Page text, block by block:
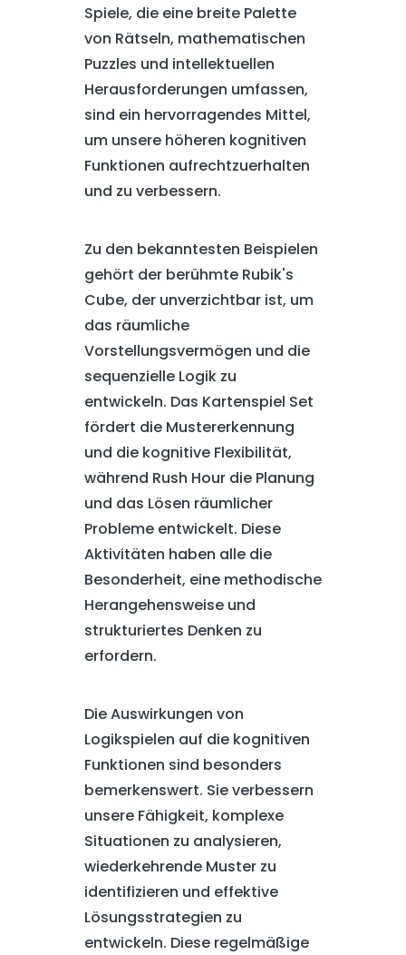
Spiele, die eine breite Palette
von Rätseln, mathematischen
Puzzles und intellektuellen
Herausforderungen umfassen,
sind ein hervorragendes Mittel,
um unsere höheren kognitiven
Funktionen aufrechtzuerhalten
und zu verbessern.
Zu den bekanntesten Beispielen
gehört der berühmte Rubik's
Cube, der unverzichtbar ist, um
das räumliche
Vorstellungsvermögen und die
sequenzielle Logik zu
entwickeln. Das Kartenspiel Set
fördert die Mustererkennung
und die kognitive Flexibilität,
während Rush Hour die Planung
und das Lösen räumlicher
Probleme entwickelt. Diese
Aktivitäten haben alle die
Besonderheit, eine methodische
Herangehensweise und
strukturiertes Denken zu
erfordern.
Die Auswirkungen von
Logikspielen auf die kognitiven
Funktionen sind besonders
bemerkenswert. Sie verbessern
unsere Fähigkeit, komplexe
Situationen zu analysieren,
wiederkehrende Muster zu
identifizieren und effektive
Lösungsstrategien zu
entwickeln. Diese regelmäßige